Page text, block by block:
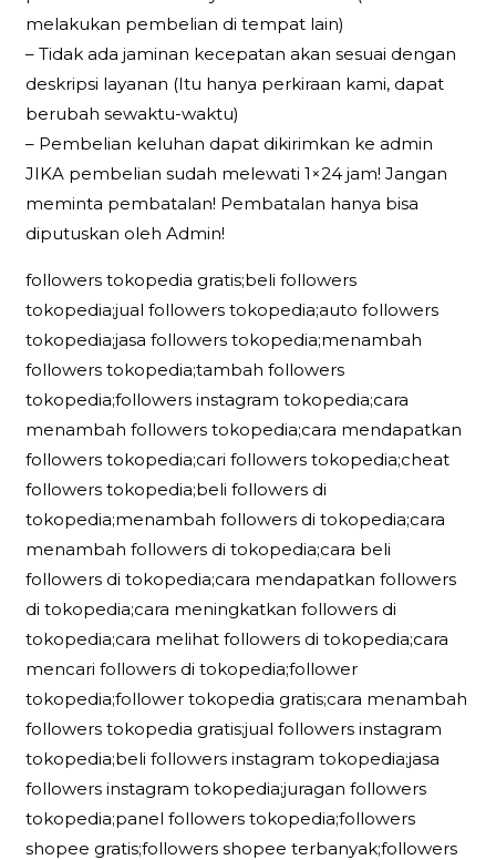
melakukan pembelian di tempat lain)
– Tidak ada jaminan kecepatan akan sesuai dengan
deskripsi layanan (Itu hanya perkiraan kami, dapat
berubah sewaktu-waktu)
– Pembelian keluhan dapat dikirimkan ke admin
JIKA pembelian sudah melewati 1×24 jam! Jangan
meminta pembatalan! Pembatalan hanya bisa
diputuskan oleh Admin!
followers tokopedia gratis;beli followers
tokopedia;jual followers tokopedia;auto followers
tokopedia;jasa followers tokopedia;menambah
followers tokopedia;tambah followers
tokopedia;followers instagram tokopedia;cara
menambah followers tokopedia;cara mendapatkan
followers tokopedia;cari followers tokopedia;cheat
followers tokopedia;beli followers di
tokopedia;menambah followers di tokopedia;cara
menambah followers di tokopedia;cara beli
followers di tokopedia;cara mendapatkan followers
di tokopedia;cara meningkatkan followers di
tokopedia;cara melihat followers di tokopedia;cara
mencari followers di tokopedia;follower
tokopedia;follower tokopedia gratis;cara menambah
followers tokopedia gratis;jual followers instagram
tokopedia;beli followers instagram tokopedia;jasa
followers instagram tokopedia;juragan followers
tokopedia;panel followers tokopedia;followers
shopee gratis;followers shopee terbanyak;followers